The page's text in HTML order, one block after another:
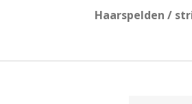
Haarspelden /